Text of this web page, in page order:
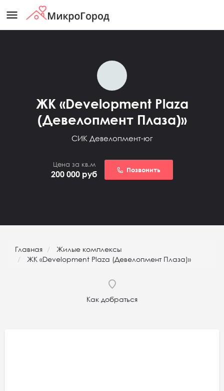
menu
ЖК «Development Plaza
(Девелопмент Плаза)»
СИК Девелопмент-юг
Цена за кв.м
200 000 руб Позвонить
Главная
Жилые комплексы
ЖК «Development Plaza (Девелопмент Плаза)»
Как добраться